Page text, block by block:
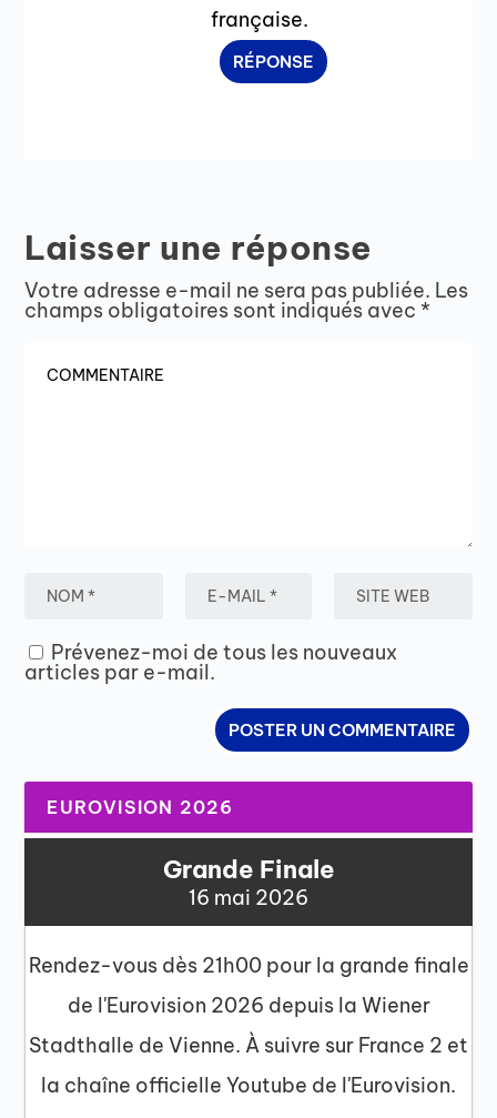
française.
RÉPONSE
Laisser une réponse
Votre adresse e-mail ne sera pas publiée. Les
champs obligatoires sont indiqués avec *
Prévenez-moi de tous les nouveaux
articles par e-mail.
EUROVISION 2026
Grande Finale
16 mai 2026
Rendez-vous dès 21h00 pour la grande finale
de l'Eurovision 2026 depuis la Wiener
Stadthalle de Vienne. À suivre sur France 2 et
la chaîne officielle Youtube de l'Eurovision.